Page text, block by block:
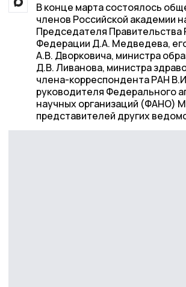
В конце марта состоялось
членов Российской академии
Председателя Правительства
Федерации Д.А. Медведева,
А.В. Дворковича, министра
Д.В. Ливанова, министра
члена-корреспондента РАН
руководителя Федерального
научных организаций (ФАНО)
представителей других